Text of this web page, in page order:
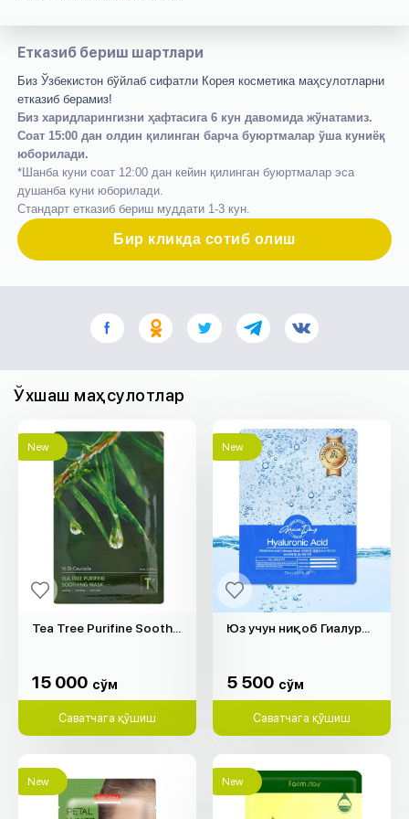
Етказиб бериш шартлари
Биз Ўзбекистон бўйлаб сифатли Корея косметика маҳсулотларни
етказиб берамиз!
Биз харидларингизни ҳафтасига 6 кун давомида жўнатамиз.
Соат 15:00 дан олдин қилинган барча буюртмалар ўша куниёқ
юборилади.
*Шанба куни соат 12:00 дан кейин қилинган буюртмалар эса
душанба куни юборилади.
Стандарт етказиб бериш муддати 1-3 кун.
Бир кликда сотиб олиш
Ўхшаш маҳсулотлар
New
Tea Tree Purifine Soothing Mask "Dr.Ceuracle" (1д)
15 000 cўм
Саватчага қўшиш
New
5 500 cўм
Саватчага қўшиш
New New